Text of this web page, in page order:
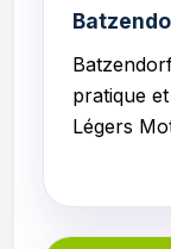
pratique
Légers